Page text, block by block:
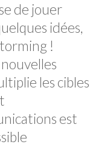
de jouer
idées,
!
les cibles
est